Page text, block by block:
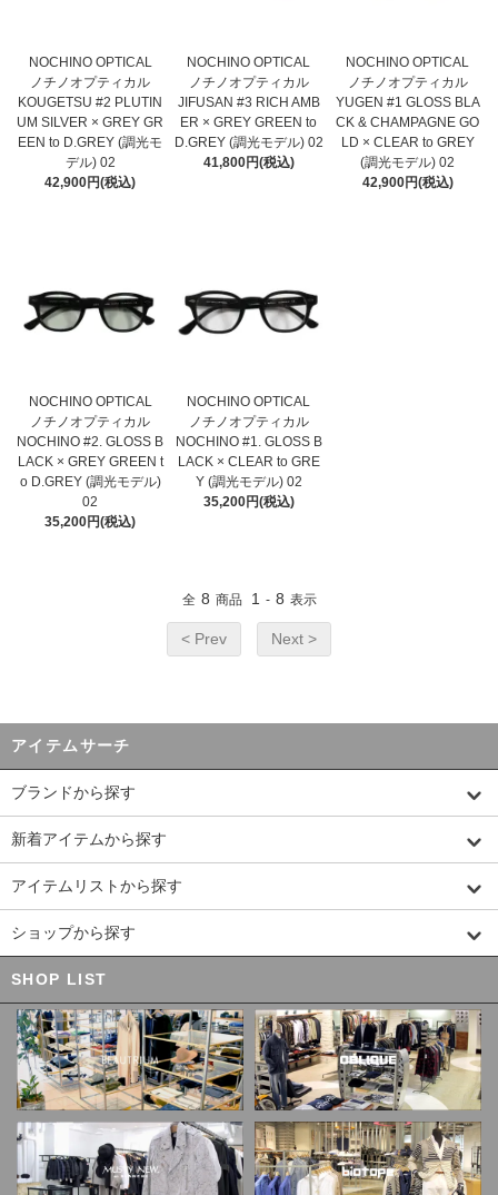
NOCHINO OPTICAL
ノチノオプティカル
KOUGETSU #2 PLUTIN
UM SILVER × GREY GR
EEN to D.GREY (調光モ
デル) 02
42,900円(税込)
NOCHINO OPTICAL
ノチノオプティカル
JIFUSAN #3 RICH AMB
ER × GREY GREEN to
D.GREY (調光モデル) 02
41,800円(税込)
NOCHINO OPTICAL
ノチノオプティカル
YUGEN #1 GLOSS BLA
CK & CHAMPAGNE GO
LD × CLEAR to GREY
(調光モデル) 02
42,900円(税込)
NOCHINO OPTICAL
ノチノオプティカル
NOCHINO #2. GLOSS B
LACK × GREY GREEN t
o D.GREY (調光モデル)
02
35,200円(税込)
NOCHINO OPTICAL
ノチノオプティカル
NOCHINO #1. GLOSS B
LACK × CLEAR to GRE
Y (調光モデル) 02
35,200円(税込)
全 8 商品 1 - 8 表示
< Prev Next >
アイテムサーチ
ブランドから探す
新着アイテムから探す
アイテムリストから探す
ショップから探す
SHOP LIST